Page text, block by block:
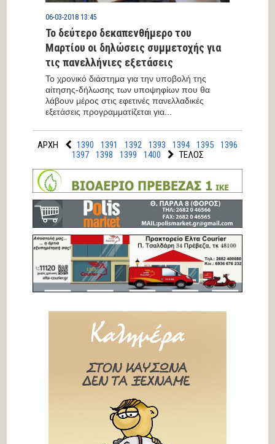
06-03-2018 13:45
Το δεύτερο δεκαπενθήμερο του
Μαρτίου οι δηλώσεις συμμετοχής για
τις πανελλήνιες εξετάσεις
Το χρονικό διάστημα για την υποβολή της
αίτησης-δήλωσης των υποψηφίων που θα
λάβουν μέρος στις εφετινές πανελλαδικές
εξετάσεις προγραμματίζεται για...
ΑΡΧΗ 1390 1391 1392 1393 1394 1395
1396
1397
1398 1399 1400 ΤΕΛΟΣ